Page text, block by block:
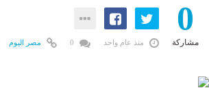
0
مشاركة منذ عام واحد مصر اليوم